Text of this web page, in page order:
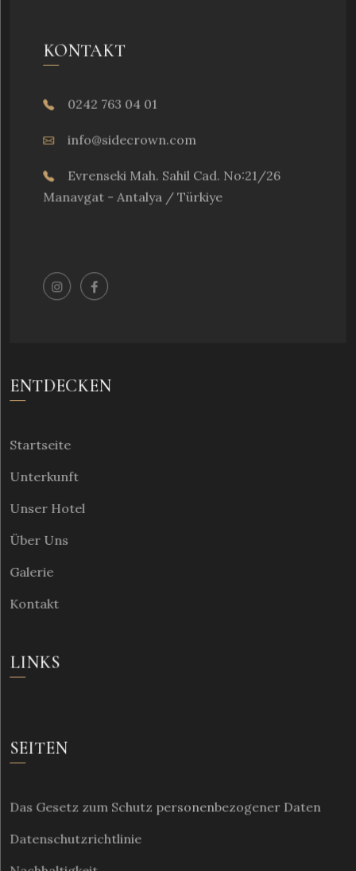
KONTAKT
0242 763 04 01
info@sidecrown.com
Evrenseki Mah. Sahil Cad. No:21/26
Manavgat - Antalya / Türkiye
ENTDECKEN
Startseite
Unterkunft
Unser Hotel
Über Uns
Galerie
Kontakt
LINKS
SEITEN
Das Gesetz zum Schutz personenbezogener Daten
Datenschutzrichtlinie